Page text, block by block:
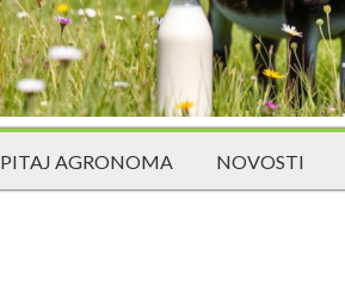
PITAJ AGRONOMA NOVOSTI